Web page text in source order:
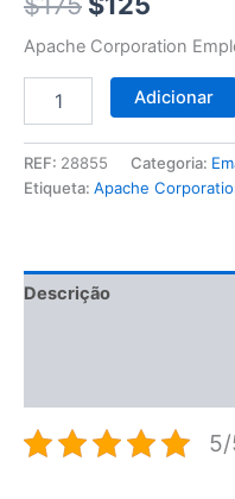
Apache Corporation
Adicionar
REF: 28855 Categoria:
Etiqueta: Apache
Descrição
5/